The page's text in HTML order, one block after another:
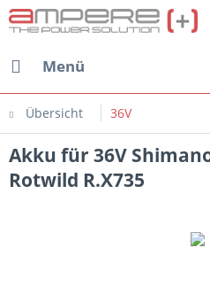
Menü
Übersicht 36V
Akku für 36V
Rotwild R.X735